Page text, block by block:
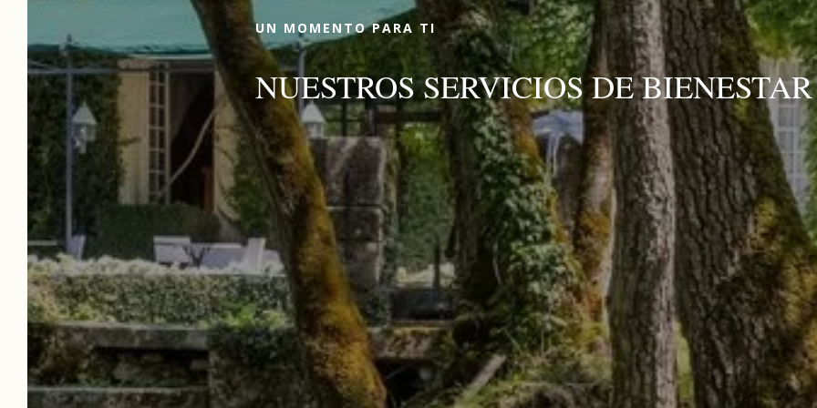
UN MOMENTO PARA TI
NUESTROS SERVICIOS DE BIENESTAR